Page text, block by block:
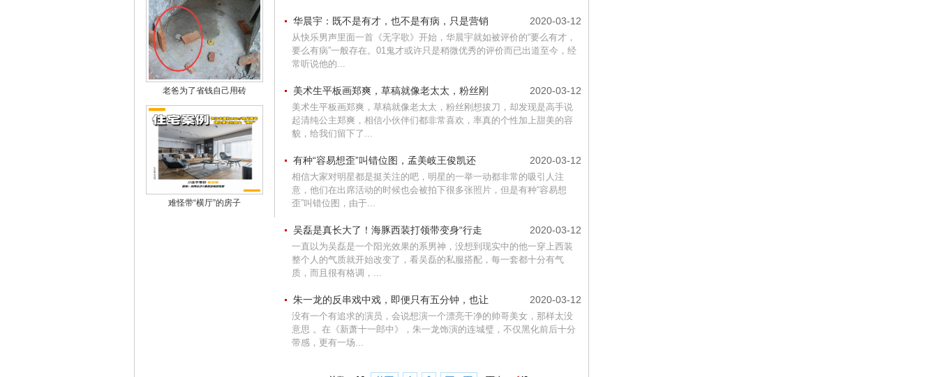
老爸为了省钱自己用砖
难怪带“横厅”的房子
2020-03-12
华晨宇：既不是有才，也不是有病，只是营销
从快乐男声里面一首《无字歌》开始，华晨宇就如被评价的“要么有才，
要么有病”一般存在。01鬼才或许只是稍微优秀的评价而已出道至今，经
常听说他的...
2020-03-12
美术生平板画郑爽，草稿就像老太太，粉丝刚
美术生平板画郑爽，草稿就像老太太，粉丝刚想拔刀，却发现是高手说
起清纯公主郑爽，相信小伙伴们都非常喜欢，率真的个性加上甜美的容
貌，给我们留下了...
2020-03-12
有种“容易想歪”叫错位图，孟美岐王俊凯还
相信大家对明星都是挺关注的吧，明星的一举一动都非常的吸引人注
意，他们在出席活动的时候也会被拍下很多张照片，但是有种“容易想
歪”叫错位图，由于...
2020-03-12
吴磊是真长大了！海豚西装打领带变身“行走
一直以为吴磊是一个阳光效果的系男神，没想到现实中的他一穿上西装
整个人的气质就开始改变了，看吴磊的私服搭配，每一套都十分有气
质，而且很有格调，...
2020-03-12
朱一龙的反串戏中戏，即便只有五分钟，也让
没有一个有追求的演员，会说想演一个漂亮干净的帅哥美女，那样太没
意思 。在《新萧十一郎中》，朱一龙饰演的连城璧，不仅黑化前后十分
带感，更有一场...